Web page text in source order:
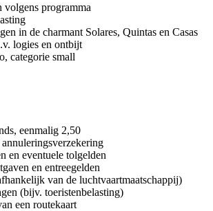
volgens programma
in de charmant Solares, Quintas en Casas
logies en ontbijt
categorie small
eenmalig 2,50
en eventuele tolgelden
en entreegelden
van de luchtvaartmaatschappij)
(bijv. toeristenbelasting)
een routekaart